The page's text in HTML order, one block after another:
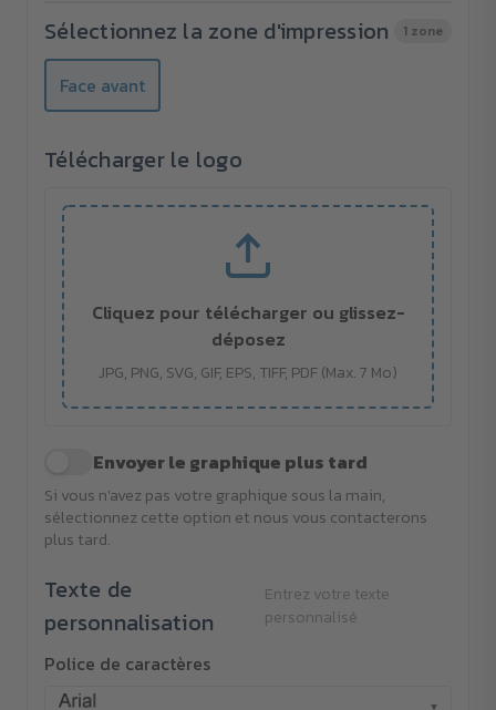
Sélectionnez la zone d'impression 1 zone
Face avant
Télécharger le logo
Cliquez pour télécharger ou glissez-
déposez
JPG, PNG, SVG, GIF, EPS, TIFF, PDF (Max. 7 Mo)
Envoyer le graphique plus tard
Si vous n'avez pas votre graphique sous la main,
sélectionnez cette option et nous vous contacterons
plus tard.
Texte de
personnalisation
Entrez votre texte
personnalisé
Police de caractères